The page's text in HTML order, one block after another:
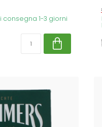
consegna 1-3 giorni